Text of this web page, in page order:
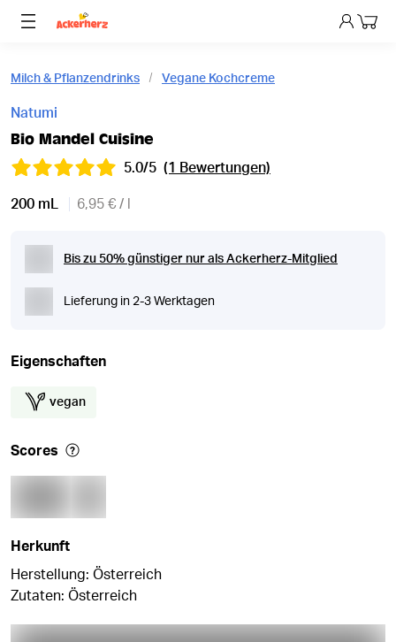
Dein
Milch & Pflanzendrinks Vegane Kochcreme
Natumi
Bio Mandel Cuisine
5.0/5 (1 Bewertungen)
200 mL 6,95 € / l
Bis zu 50% günstiger nur als Ackerherz-Mitglied
Lieferung in 2-3 Werktagen
Eigenschaften
vegan
Scores
Herkunft
Herstellung: Österreich
Zutaten: Österreich